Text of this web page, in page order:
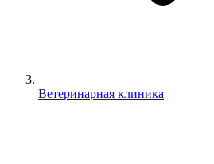
Ветеринарная клиника